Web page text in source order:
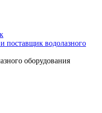
оборудования